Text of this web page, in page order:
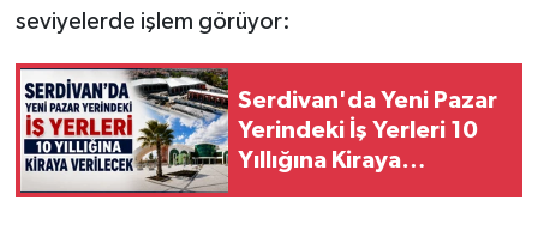
seviyelerde işlem görüyor:
Serdivan'da Yeni Pazar
Yerindeki İş Yerleri 10
Yıllığına Kiraya